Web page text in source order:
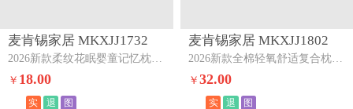
麦肯锡家居 MKXJJ1732
2026新款柔纹花眠婴童记忆枕头枕芯绿色
￥ 18.00
实 退 图
麦肯锡家居 MKXJJ1802
2026新款全棉轻氧舒适复合枕头枕芯一只高枕
￥ 32.00
实 退 图